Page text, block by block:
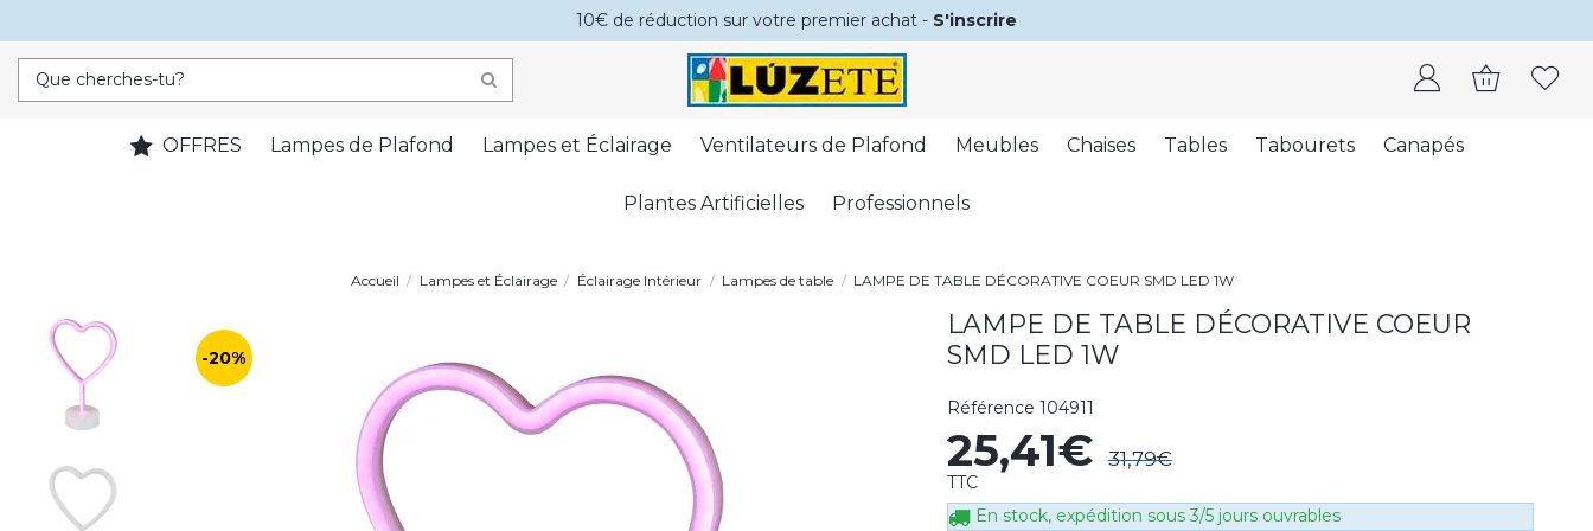
10€ de réduction sur votre premier achat - S'inscrire
OFFRES Lampes de Plafond Lampes et Éclairage Ventilateurs de Plafond Meubles Chaises Tables Tabourets Canapés
Plantes Artificielles Professionnels
Accueil Lampes et Éclairage Éclairage Intérieur Lampes de table LAMPE DE TABLE DÉCORATIVE COEUR SMD LED 1W
-20%
LAMPE DE TABLE DÉCORATIVE COEUR
SMD LED 1W
Référence 104911
25,41€ 31,79€
TTC
En stock, expédition sous 3/5 jours ouvrables